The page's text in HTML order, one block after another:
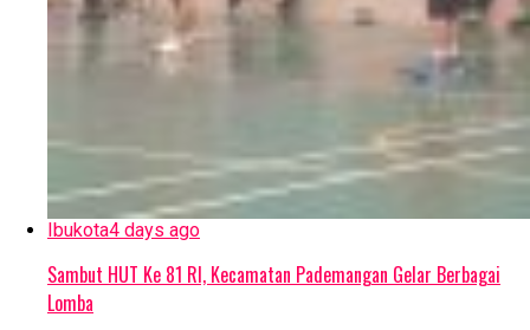
Ibukota4 days ago
Sambut HUT Ke 81 RI, Kecamatan Pademangan Gelar Berbagai
Lomba